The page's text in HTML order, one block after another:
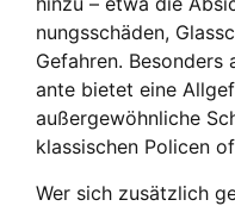
nungs­schä­den,
Gefah­ren.
an­te bie­tet eine
außer­ge­wöhn­li­che
klas­si­schen Poli­cen
Wer sich zusätz­lich